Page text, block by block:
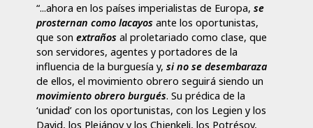
“...ahora en los países imperialistas de Europa, se
prosternan como lacayos ante los oportunistas,
que son extraños al proletariado como clase, que
son servidores, agentes y portadores de la
influencia de la burguesía y, si no se desembaraza
de ellos, el movimiento obrero seguirá siendo un
movimiento obrero burgués. Su prédica de la
‘unidad’ con los oportunistas, con los Legien y los
David, los Plejánov y los Chjenkeli, los Potrésov,